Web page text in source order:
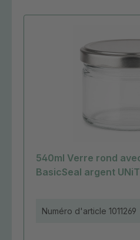
540ml Verre rond
BasicSeal argent
Numéro d'article 1011269